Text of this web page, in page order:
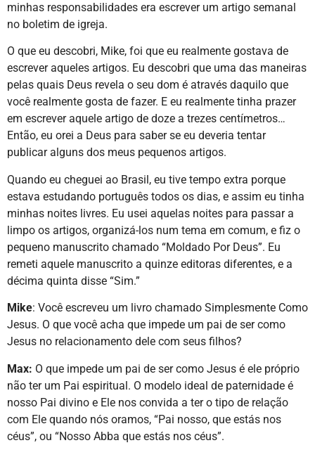
minhas responsabilidades era escrever um artigo semanal
no boletim de igreja.
O que eu descobri, Mike, foi que eu realmente gostava de
escrever aqueles artigos. Eu descobri que uma das maneiras
pelas quais Deus revela o seu dom é através daquilo que
você realmente gosta de fazer. E eu realmente tinha prazer
em escrever aquele artigo de doze a trezes centímetros…
Então, eu orei a Deus para saber se eu deveria tentar
publicar alguns dos meus pequenos artigos.
Quando eu cheguei ao Brasil, eu tive tempo extra porque
estava estudando português todos os dias, e assim eu tinha
minhas noites livres. Eu usei aquelas noites para passar a
limpo os artigos, organizá-los num tema em comum, e fiz o
pequeno manuscrito chamado “Moldado Por Deus”. Eu
remeti aquele manuscrito a quinze editoras diferentes, e a
décima quinta disse “Sim.”
Mike: Você escreveu um livro chamado Simplesmente Como
Jesus. O que você acha que impede um pai de ser como
Jesus no relacionamento dele com seus filhos?
Max: O que impede um pai de ser como Jesus é ele próprio
não ter um Pai espiritual. O modelo ideal de paternidade é
nosso Pai divino e Ele nos convida a ter o tipo de relação
com Ele quando nós oramos, “Pai nosso, que estás nos
céus”, ou “Nosso Abba que estás nos céus”.